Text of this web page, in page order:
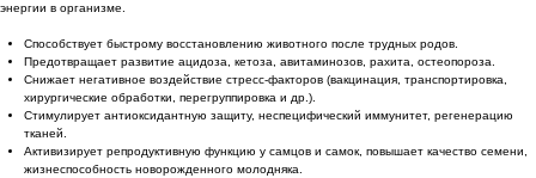
энергии в организме.
Способствует быстрому восстановлению животного после трудных родов.
Предотвращает развитие ацидоза, кетоза, авитаминозов, рахита, остеопороза.
Снижает негативное воздействие стресс-факторов (вакцинация, транспортировка,
хирургические обработки, перегруппировка и др.).
Стимулирует антиоксидантную защиту, неспецифический иммунитет, регенерацию
тканей.
Активизирует репродуктивную функцию у самцов и самок, повышает качество семени,
жизнеспособность новорожденного молодняка.